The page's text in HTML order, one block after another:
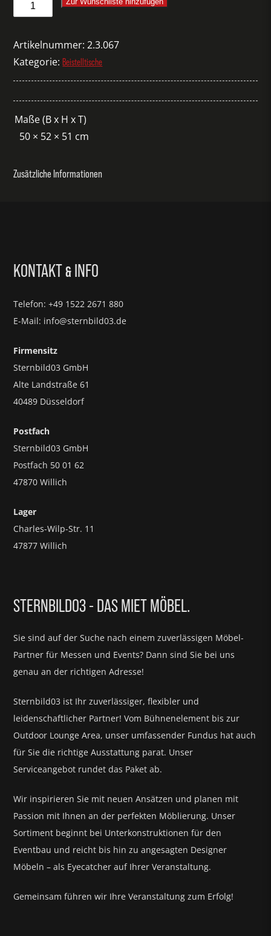
Beistellkubus
Corian
Menge
Artikelnummer:2.3.067
Kategorie:Beistelltische
Maße (B x H x T)
50 × 52 × 51 cm
Zusätzliche Informationen
KONTAKT& INFO
Telefon: +49 1522 2671 880
E-Mail: info@sternbild03.de
Firmensitz
Sternbild03 GmbH
Alte Landstraße 61
40489 Düsseldorf
Postfach
Sternbild03 GmbH
Postfach 50 01 62
47870 Willich
Lager
Charles-Wilp-Str. 11
47877 Willich
STERNBILD03 - DAS MIET MÖBEL.
Sie sind auf der Suche nach einem zuverlässigen Möbel-
Partner für Messen und Events? Dann sind Sie bei uns
genau an der richtigen Adresse!
Sternbild03 ist Ihr zuverlässiger, flexibler und
leidenschaftlicher Partner! Vom Bühnenelement bis zur
Outdoor Lounge Area, unser umfassender Fundus hat auch
für Sie die richtige Ausstattung parat. Unser
Serviceangebot rundet das Paket ab.
Wir inspirieren Sie mit neuen Ansätzen und planen mit
Passion mit Ihnen an der perfekten Möblierung. Unser
Sortiment beginnt bei Unterkonstruktionen für den
Eventbau und reicht bis hin zu angesagten Designer
Möbeln – als Eyecatcher auf Ihrer Veranstaltung.
Gemeinsam führen wir Ihre Veranstaltung zum Erfolg!